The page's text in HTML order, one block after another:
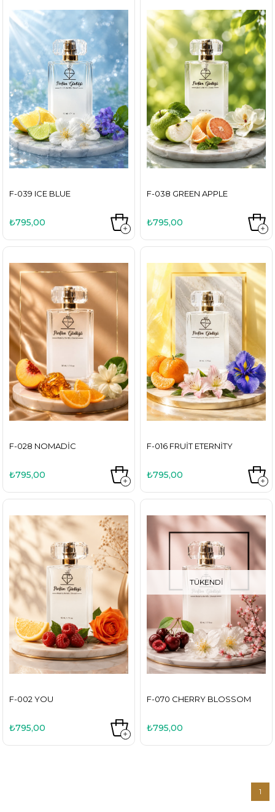
F-039 ICE BLUE
₺795,00
F-038 GREEN APPLE
₺795,00
F-028 NOMADIC
₺795,00
F-016 FRUIT ETERNITY
₺795,00
F-002 YOU
₺795,00
TÜKENDI
F-070 CHERRY BLOSSOM
₺795,00
1